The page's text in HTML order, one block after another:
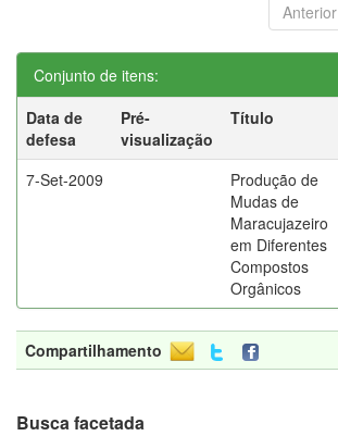
Anterior
Conjunto de itens:
Data de
defesa
Pré-
visualização
Título
7-Set-2009
Produção de
Mudas de
Maracujazeiro
em Diferentes
Compostos
Orgânicos
Compartilhamento
Busca facetada